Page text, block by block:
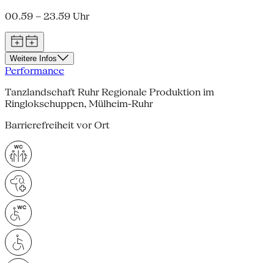
00.59 – 23.59 Uhr
Weitere Infos
Performance
Tanzlandschaft Ruhr Regionale Produktion im
Ringlokschuppen, Mülheim-Ruhr
Barrierefreiheit vor Ort